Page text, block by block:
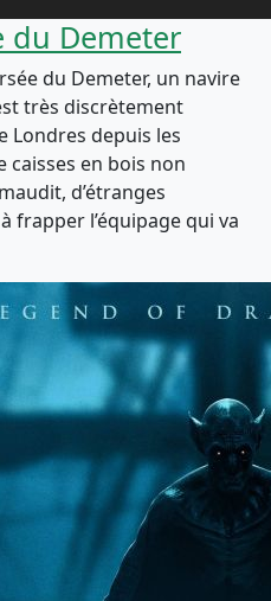
du Demeter
du Demeter, un navire
très discrètement
Londres depuis les
caisses en bois non
d’étranges
frapper l’équipage qui va